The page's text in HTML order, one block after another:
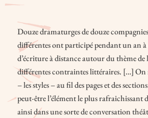
Douze dramaturges de douze
différentes ont participé pendant un an à
d’écriture à distance autour du thème de
différentes contraintes littéraires. […] On
– les styles – au fil des pages et des
peut-être l’élément le plus rafraichissant
ainsi dans une sorte de conversation